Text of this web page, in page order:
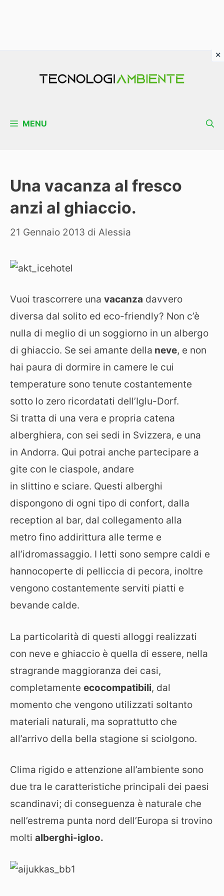
MENU
Una vacanza al fresco
anzi al ghiaccio.
21 Gennaio 2013 di Alessia
Vuoi trascorrere una vacanza davvero
diversa dal solito ed eco-friendly? Non c’è
nulla di meglio di un soggiorno in un albergo
di ghiaccio. Se sei amante della neve, e non
hai paura di dormire in camere le cui
temperature sono tenute costantemente
sotto lo zero ricordatati dell’Iglu-Dorf.
Si tratta di una vera e propria catena
alberghiera, con sei sedi in Svizzera, e una
in Andorra. Qui potrai anche partecipare a
gite con le ciaspole, andare
in slittino e sciare. Questi alberghi
dispongono di ogni tipo di confort, dalla
reception al bar, dal collegamento alla
metro fino addirittura alle terme e
all’idromassaggio. I letti sono sempre caldi e
hannocoperte di pelliccia di pecora, inoltre
vengono costantemente serviti piatti e
bevande calde.
La particolarità di questi alloggi realizzati
con neve e ghiaccio è quella di essere, nella
stragrande maggioranza dei casi,
completamente ecocompatibili, dal
momento che vengono utilizzati soltanto
materiali naturali, ma soprattutto che
all’arrivo della bella stagione si sciolgono.
Clima rigido e attenzione all’ambiente sono
due tra le caratteristiche principali dei paesi
scandinavi; di conseguenza è naturale che
nell’estrema punta nord dell’Europa si trovino
molti alberghi-igloo.